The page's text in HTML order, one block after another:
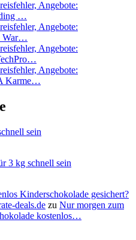
Angebote:
…
Angebote:
War…
Angebote:
Angebote:
Karme…
sein
3 kg schnell sein
Kinderschokolade gesichert?
deals.de zu Nur morgen zum
kostenlos…